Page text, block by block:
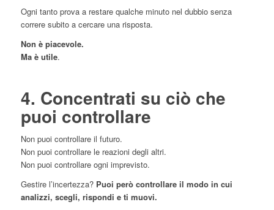
Ogni tanto prova a restare qualche minuto nel dubbio senza
correre subito a cercare una risposta.
Non è piacevole.
Ma è utile.
4. Concentrati su ciò che
puoi controllare
Non puoi controllare il futuro.
Non puoi controllare le reazioni degli altri.
Non puoi controllare ogni imprevisto.
Gestire l’incertezza?Puoi però controllare il modo in cui
analizzi, scegli, rispondi e ti muovi.